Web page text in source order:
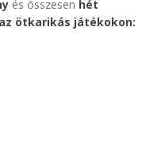
és összesen hét
ötkarikás játékokon: